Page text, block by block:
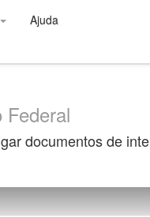
Ajuda
Federal
documentos de